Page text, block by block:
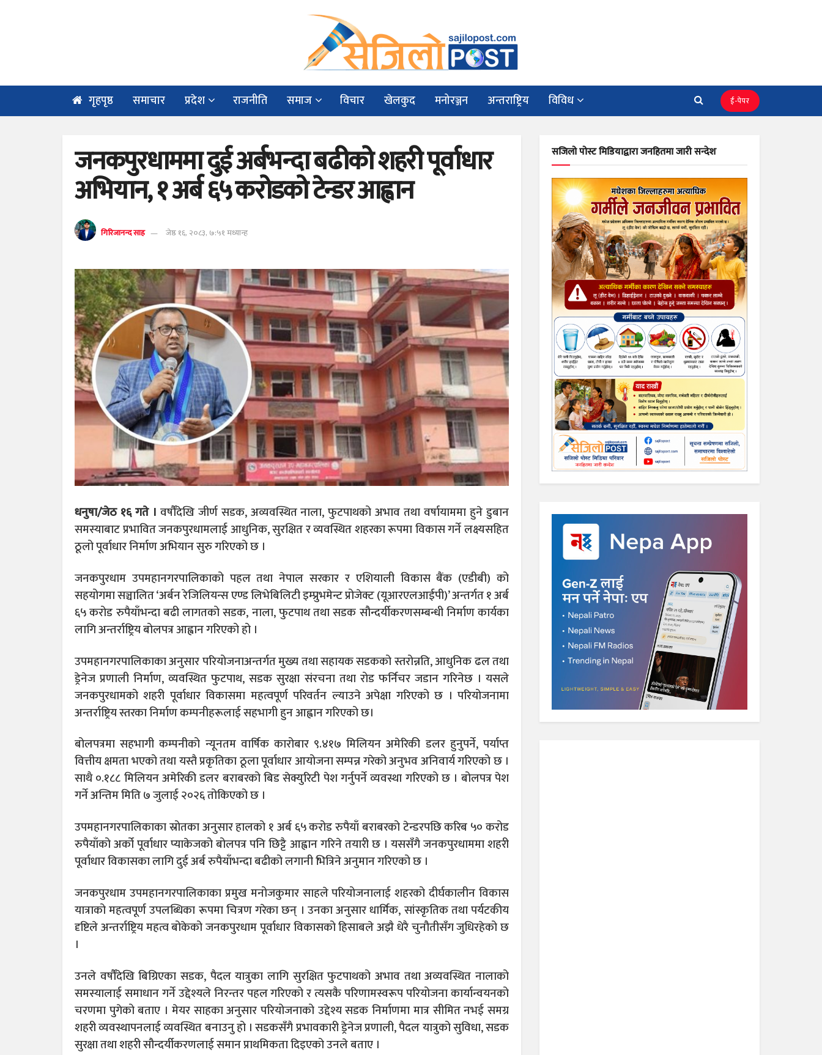
गृहपृष्ठ समाचार प्रदेश राजनीति समाज विचार खेलकुद मनोरञ्जन अन्तराष्ट्रिय विविध ई-पेपर
जनकपुरधाममा दुई अर्बभन्दा बढीको शहरी पूर्वाधार
अभियान, १ अर्ब ६५ करोडको टेन्डर आह्वान
गिरिजानन्द साह जेष्ठ १६, २०८३, ७:५१ मध्यान्ह
धनुषा/जेठ १६ गते । वर्षौंदेखि जीर्ण सडक, अव्यवस्थित नाला, फुटपाथको अभाव तथा वर्षायाममा हुने डुबान
समस्याबाट प्रभावित जनकपुरधामलाई आधुनिक, सुरक्षित र व्यवस्थित शहरका रूपमा विकास गर्ने लक्ष्यसहित
ठूलो पूर्वाधार निर्माण अभियान सुरु गरिएको छ ।
जनकपुरधाम उपमहानगरपालिकाको पहल तथा नेपाल सरकार र एशियाली विकास बैंक (एडीबी) को
सहयोगमा सञ्चालित ‘अर्बन रेजिलियन्स एण्ड लिभेबिलिटी इम्प्रुभमेन्ट प्रोजेक्ट (यूआरएलआईपी)’ अन्तर्गत १ अर्ब
६५ करोड रुपैयाँभन्दा बढी लागतको सडक, नाला, फुटपाथ तथा सडक सौन्दर्यीकरणसम्बन्धी निर्माण कार्यका
लागि अन्तर्राष्ट्रिय बोलपत्र आह्वान गरिएको हो ।
उपमहानगरपालिकाका अनुसार परियोजनाअन्तर्गत मुख्य तथा सहायक सडकको स्तरोन्नति, आधुनिक ढल तथा
ड्रेनेज प्रणाली निर्माण, व्यवस्थित फुटपाथ, सडक सुरक्षा संरचना तथा रोड फर्निचर जडान गरिनेछ । यसले
जनकपुरधामको शहरी पूर्वाधार विकासमा महत्वपूर्ण परिवर्तन ल्याउने अपेक्षा गरिएको छ । परियोजनामा
अन्तर्राष्ट्रिय स्तरका निर्माण कम्पनीहरूलाई सहभागी हुन आह्वान गरिएको छ।
बोलपत्रमा सहभागी कम्पनीको न्यूनतम वार्षिक कारोबार ९.४१७ मिलियन अमेरिकी डलर हुनुपर्ने, पर्याप्त
वित्तीय क्षमता भएको तथा यस्तै प्रकृतिका ठूला पूर्वाधार आयोजना सम्पन्न गरेको अनुभव अनिवार्य गरिएको छ ।
साथै ०.१८८ मिलियन अमेरिकी डलर बराबरको बिड सेक्युरिटी पेश गर्नुपर्ने व्यवस्था गरिएको छ । बोलपत्र पेश
गर्ने अन्तिम मिति ७ जुलाई २०२६ तोकिएको छ ।
उपमहानगरपालिकाका स्रोतका अनुसार हालको १ अर्ब ६५ करोड रुपैयाँ बराबरको टेन्डरपछि करिब ५० करोड
रुपैयाँको अर्को पूर्वाधार प्याकेजको बोलपत्र पनि छिट्टै आह्वान गरिने तयारी छ । यससँगै जनकपुरधाममा शहरी
पूर्वाधार विकासका लागि दुई अर्ब रुपैयाँभन्दा बढीको लगानी भित्रिने अनुमान गरिएको छ ।
जनकपुरधाम उपमहानगरपालिकाका प्रमुख मनोजकुमार साहले परियोजनालाई शहरको दीर्घकालीन विकास
यात्राको महत्वपूर्ण उपलब्धिका रूपमा चित्रण गरेका छन् । उनका अनुसार धार्मिक, सांस्कृतिक तथा पर्यटकीय
दृष्टिले अन्तर्राष्ट्रिय महत्व बोकेको जनकपुरधाम पूर्वाधार विकासको हिसाबले अझै धेरै चुनौतीसँग जुधिरहेको छ
।
उनले वर्षौंदेखि बिग्रिएका सडक, पैदल यात्रुका लागि सुरक्षित फुटपाथको अभाव तथा अव्यवस्थित नालाको
समस्यालाई समाधान गर्ने उद्देश्यले निरन्तर पहल गरिएको र त्यसकै परिणामस्वरूप परियोजना कार्यान्वयनको
चरणमा पुगेको बताए । मेयर साहका अनुसार परियोजनाको उद्देश्य सडक निर्माणमा मात्र सीमित नभई समग्र
शहरी व्यवस्थापनलाई व्यवस्थित बनाउनु हो । सडकसँगै प्रभावकारी ड्रेनेज प्रणाली, पैदल यात्रुको सुविधा, सडक
सुरक्षा तथा शहरी सौन्दर्यीकरणलाई समान प्राथमिकता दिइएको उनले बताए ।
सजिलो पोस्ट मिडियाद्वारा जनहितमा जारी सन्देश